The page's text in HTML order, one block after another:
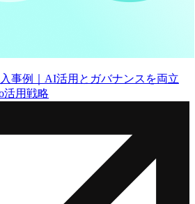
事例｜AI活用とガバナンスを両立
活用戦略